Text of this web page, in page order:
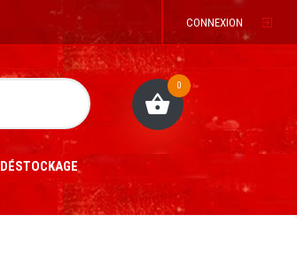
CONNEXION
0
DÉSTOCKAGE